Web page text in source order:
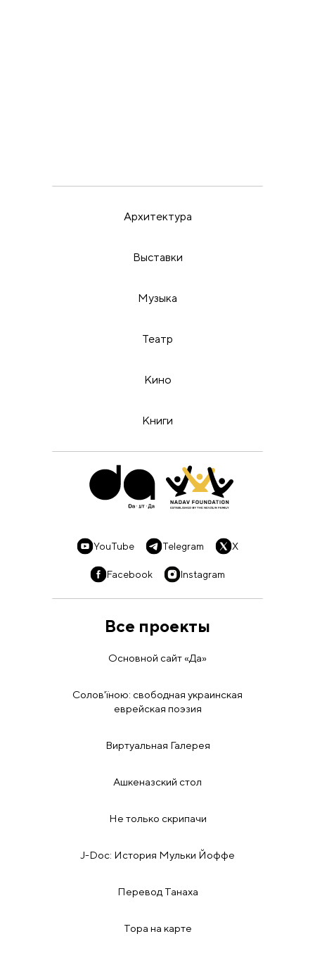
Архитектура
Выставки
Музыка
Театр
Кино
Книги
YouTube Telegram X
Facebook Instagram
Все проекты
Основной сайт «Да»
Солов'їною: свободная украинская
еврейская поэзия
Виртуальная Галерея
Ашкеназский стол
Не только скрипачи
J-Doc: История Мульки Йоффе
Перевод Танаха
Тора на карте